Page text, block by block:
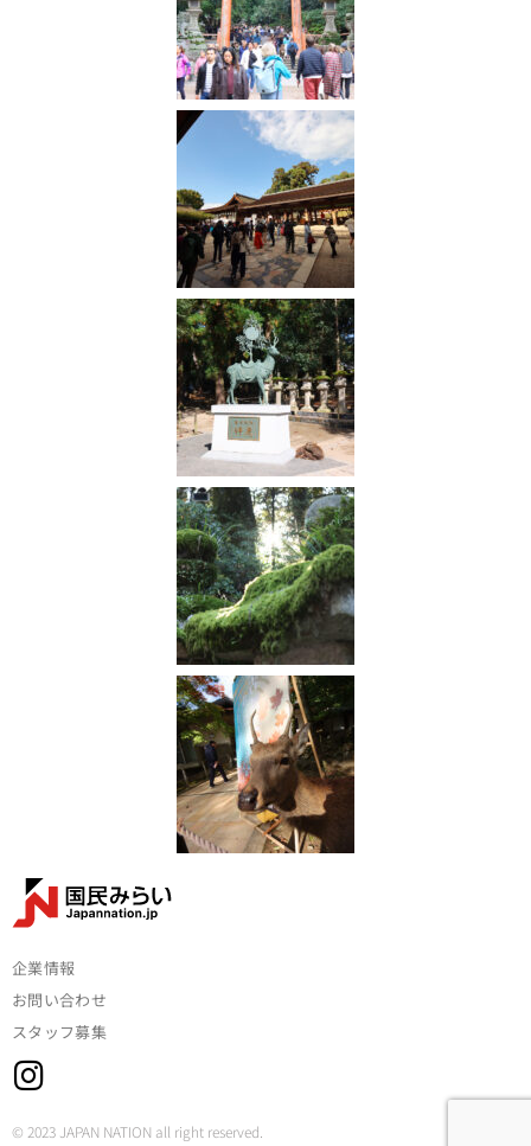
企業情報
お問い合わせ
スタッフ募集
© 2023 JAPAN NATION all right reserved.